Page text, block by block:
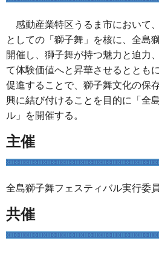
感動産業特区うるま市において
としての「獅子舞」を核に、全島
開催し、獅子舞が持つ魅力と迫力
て体験価値へと昇華させるととも
促進することで、獅子舞文化の保
興に結び付けることを目的に「全
ル」を開催する。
主催
全島獅子舞フェスティバル実行委
共催